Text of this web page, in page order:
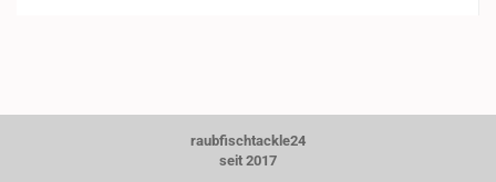
raubfischtackle24
seit 2017